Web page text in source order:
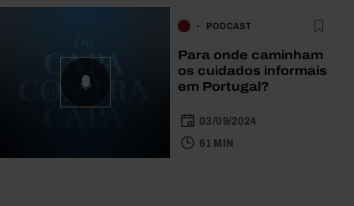
PODCAST
Para onde caminham
os cuidados informais
em Portugal?
03/09/2024
61 MIN